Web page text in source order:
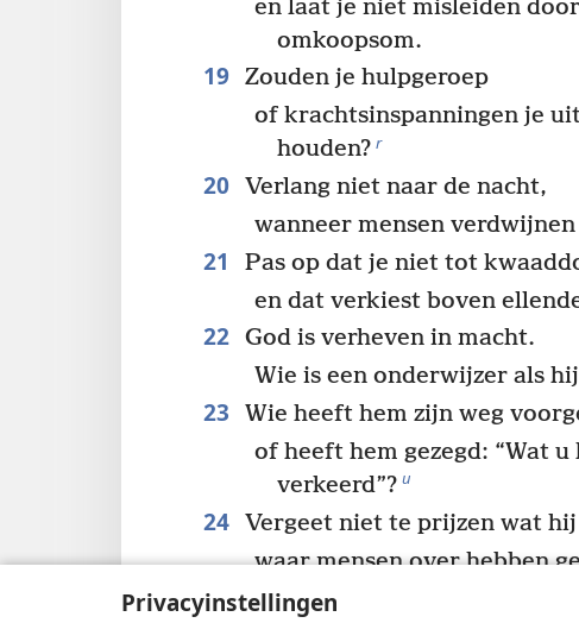
Privacyinstellingen
en laat je niet misleiden
omkoopsom.
19 Zouden je hulpgeroep
of krachtsinspanningen je
houden? r
20 Verlang niet naar de nacht,
wanneer mensen
21
Pas op dat je niet tot
en dat verkiest boven
22 God is verheven in macht.
Wie is een onderwijzer als
23 Wie heeft hem zijn weg
of heeft hem gezegd: “Wat u
verkeerd”? u
24 Vergeet niet te prijzen wat
waar mensen over hebben
25 Alle mensen hebben het